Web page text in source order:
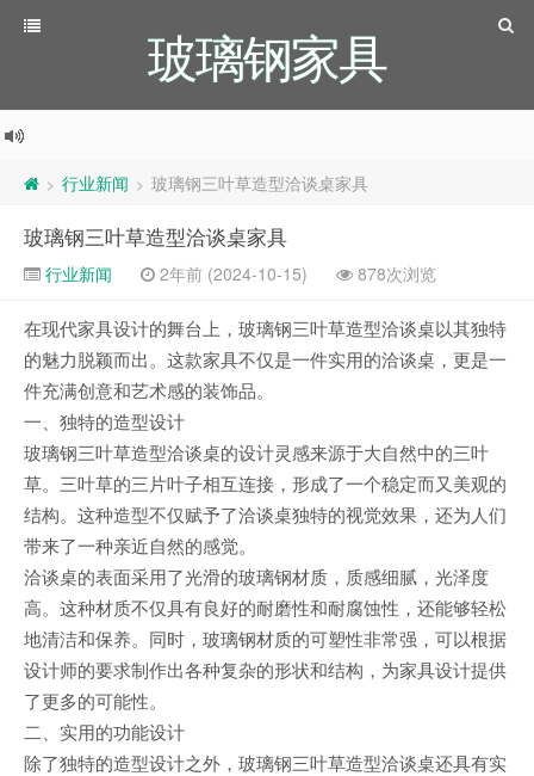
玻璃钢家具
> 行业新闻 > 玻璃钢三叶草造型洽谈桌家具
玻璃钢三叶草造型洽谈桌家具
行业新闻 2年前 (2024-10-15) 878次浏览
在现代家具设计的舞台上，玻璃钢三叶草造型洽谈桌以其独特
的魅力脱颖而出。这款家具不仅是一件实用的洽谈桌，更是一
件充满创意和艺术感的装饰品。
一、独特的造型设计
玻璃钢三叶草造型洽谈桌的设计灵感来源于大自然中的三叶
草。三叶草的三片叶子相互连接，形成了一个稳定而又美观的
结构。这种造型不仅赋予了洽谈桌独特的视觉效果，还为人们
带来了一种亲近自然的感觉。
洽谈桌的表面采用了光滑的玻璃钢材质，质感细腻，光泽度
高。这种材质不仅具有良好的耐磨性和耐腐蚀性，还能够轻松
地清洁和保养。同时，玻璃钢材质的可塑性非常强，可以根据
设计师的要求制作出各种复杂的形状和结构，为家具设计提供
了更多的可能性。
二、实用的功能设计
除了独特的造型设计之外，玻璃钢三叶草造型洽谈桌还具有实